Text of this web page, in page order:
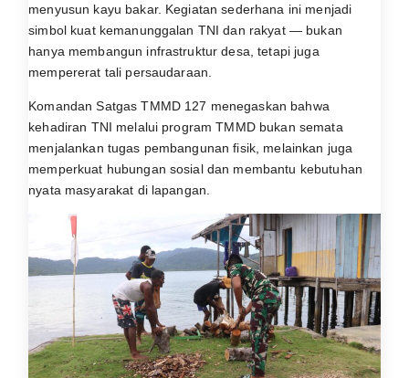
menyusun kayu bakar. Kegiatan sederhana ini menjadi
simbol kuat kemanunggalan TNI dan rakyat — bukan
hanya membangun infrastruktur desa, tetapi juga
mempererat tali persaudaraan.
Komandan Satgas TMMD 127 menegaskan bahwa
kehadiran TNI melalui program TMMD bukan semata
menjalankan tugas pembangunan fisik, melainkan juga
memperkuat hubungan sosial dan membantu kebutuhan
nyata masyarakat di lapangan.